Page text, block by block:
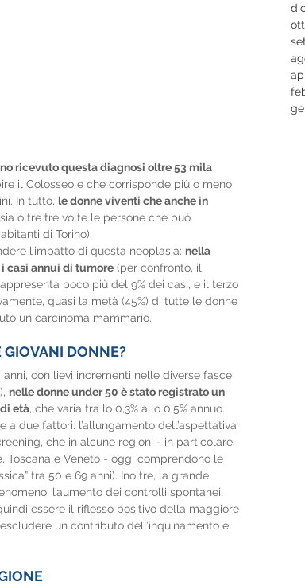
ricevuto questa diagnosi oltre 53 mila
il Colosseo e che corrisponde più o meno
In tutto, le donne viventi che anche in
oltre tre volte le persone che può
di Torino).
l’impatto di questa neoplasia: nella
casi annui di tumore (per confronto, il
poco più del 9% dei casi, e il terzo
quasi la metà (45%) di tutte le donne
un carcinoma mammario.
DONNE?
con lievi incrementi nelle diverse fasce
), nelle donne under 50 è stato registrato un
età, che varia tra lo 0,3% allo 0,5% annuo.
due fattori: l’allungamento dell’aspettativa
che in alcune regioni - in particolare
Toscana e Veneto - oggi comprendono le
tra 50 e 69 anni). Inoltre, la grande
l’aumento dei controlli spontanei.
essere il riflesso positivo della maggiore
un contributo dell’inquinamento e